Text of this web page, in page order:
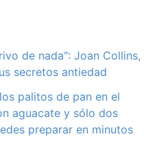
de nada": Joan Collins,
secretos antiedad
palitos de pan en el
aguacate y sólo dos
preparar en minutos